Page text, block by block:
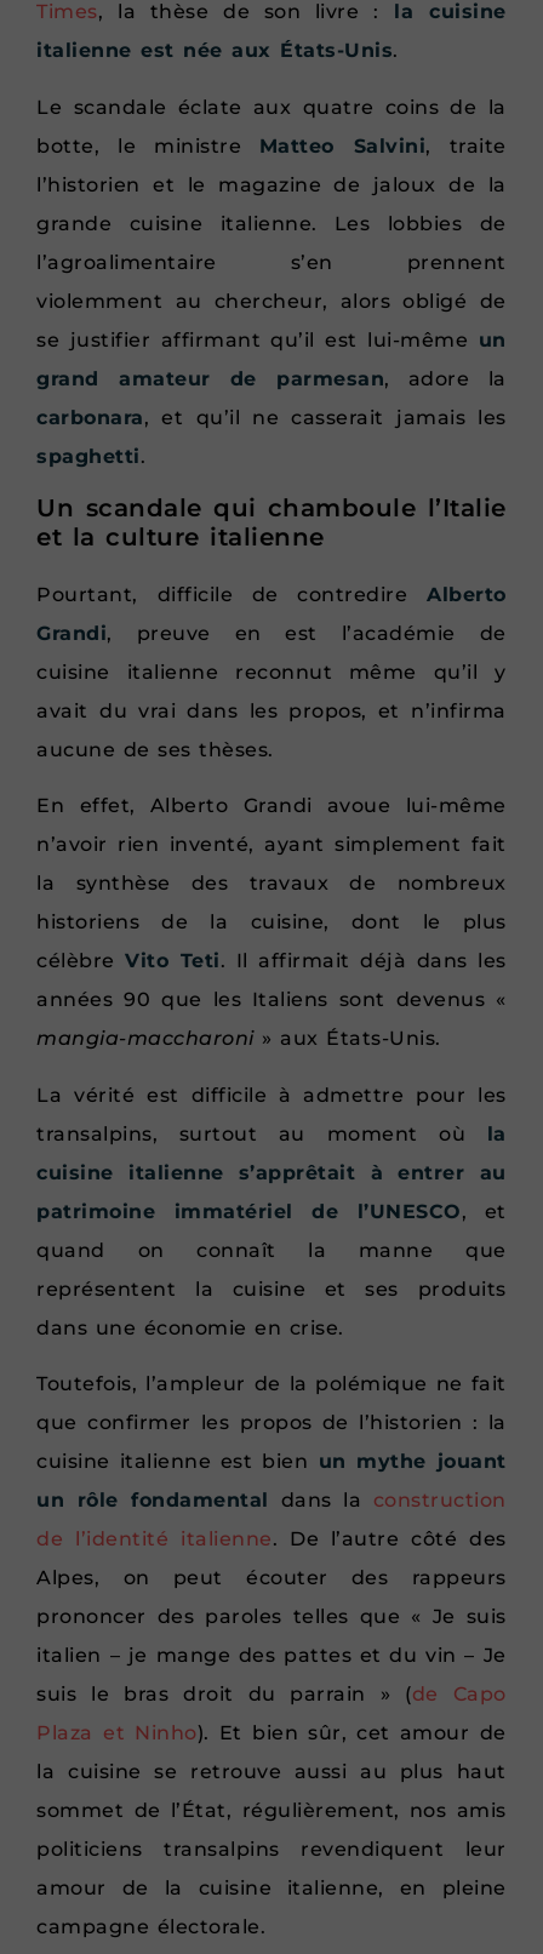
Times, la thèse de son livre : la cuisine
italienne est née aux États-Unis.
Le scandale éclate aux quatre coins de la
botte, le ministre Matteo Salvini, traite
l’historien et le magazine de jaloux de la
grande cuisine italienne. Les lobbies de
l’agroalimentaire s’en prennent
violemment au chercheur, alors obligé de
se justifier affirmant qu’il est lui-même un
grand amateur de parmesan, adore la
carbonara, et qu’il ne casserait jamais les
spaghetti.
Un scandale qui chamboule l’Italie
et la culture italienne
Pourtant, difficile de contredireAlberto
Grandi, preuve en est l’académie de
cuisine italienne reconnut même qu’il y
avait du vrai dans les propos, et n’infirma
aucune de ses thèses.
En effet, Alberto Grandi avoue lui-même
n’avoir rien inventé, ayant simplement fait
la synthèse des travaux de nombreux
historiens de la cuisine, dont le plus
célèbreVito Teti. Il affirmait déjà dans les
années 90 que les Italiens sont devenus «
mangia-maccharoni» aux États-Unis.
La vérité est difficile à admettre pour les
transalpins, surtout au moment où la
cuisine italienne s’apprêtait à entrer au
patrimoine immatériel de l’UNESCO, et
quand on connaît la manne que
représentent la cuisine et ses produits
dans une économie en crise.
Toutefois, l’ampleur de la polémique ne fait
que confirmer les propos de l’historien : la
cuisine italienne est bien un mythe jouant
un rôle fondamental
dans la construction
de l’identité italienne. De l’autre côté des
Alpes, on peut écouter des rappeurs
prononcer des paroles telles que « Je suis
italien – je mange des pattes et du vin – Je
suis le bras droit du parrain » (de Capo
Plaza et Ninho). Et bien sûr, cet amour de
la cuisine se retrouve aussi au plus haut
sommet de l’État, régulièrement, nos amis
politiciens transalpins revendiquent leur
amour de la cuisine italienne, en pleine
campagne électorale.